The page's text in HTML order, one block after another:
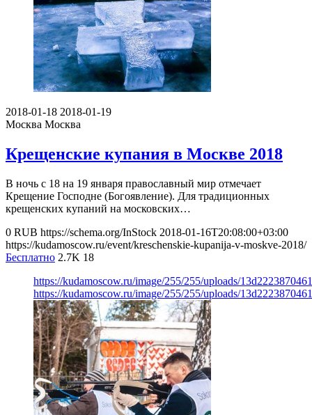
2018-01-18 2018-01-19
Москва Москва
Крещенские купания в Москве 2018
В ночь с 18 на 19 января православный мир отмечает
Крещение Господне (Богоявление). Для традиционных
крещенских купаний на московских…
0 RUB https://schema.org/InStock 2018-01-16T20:08:00+03:00
https://kudamoscow.ru/event/kreschenskie-kupanija-v-moskve-2018/
Бесплатно 2.7K 18
https://kudamoscow.ru/image/255/255/uploads/
https://kudamoscow.ru/image/255/255/uploads/